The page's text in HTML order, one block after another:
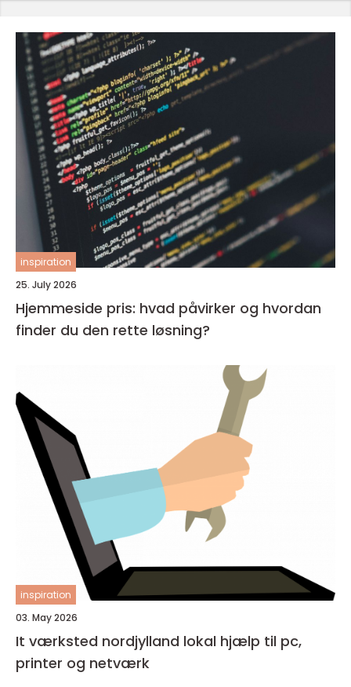
inspiration
25. July 2026
Hjemmeside pris: hvad påvirker og hvordan
finder du den rette løsning?
inspiration
03. May 2026
It værksted nordjylland lokal hjælp til pc,
printer og netværk